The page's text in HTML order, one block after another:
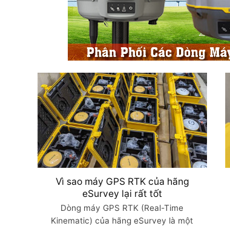
Vì sao máy GPS RTK của hãng
eSurvey lại rất tốt
Dòng máy GPS RTK (Real-Time
Kinematic) của hãng eSurvey là một